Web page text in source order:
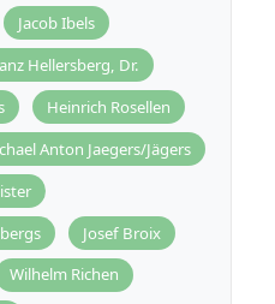
Jacob Ibels
Hellersberg, Dr.
Heinrich Rosellen
Anton Jaegers/Jägers
Josef Broix
Wilhelm Richen